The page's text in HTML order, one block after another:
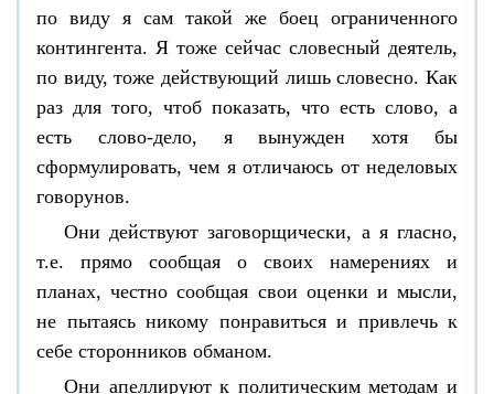
по виду я сам такой же боец ограниченного
контингента. Я тоже сейчас словесный деятель,
по виду, тоже действующий лишь словесно. Как
раз для того, чтоб показать, что есть слово, а
есть слово-дело, я вынужден хотя бы
сформулировать, чем я отличаюсь от неделовых
говорунов.
Они действуют заговорщически, а я гласно,
т.е. прямо сообщая о своих намерениях и
планах, честно сообщая свои оценки и мысли,
не пытаясь никому понравиться и привлечь к
себе сторонников обманом.
Они апеллируют к политическим методам и